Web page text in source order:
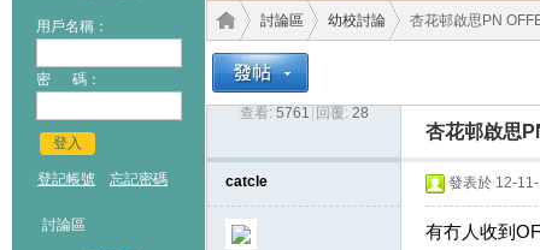
用戶名稱：
密 碼：
登入
登記帳號 忘記密碼
討論區
›
討論區
›
幼校討論 杏花邨啟思PN
查看: 5761 回覆: 28
杏花邨啟思
catcle 發表於 12-
有冇人收到